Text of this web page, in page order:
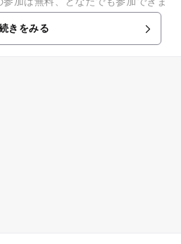
ください。
きをみる